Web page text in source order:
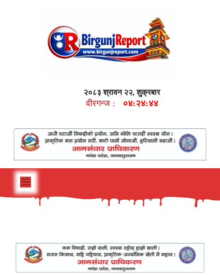
२०८३ श्रावन २२, शुक्रबार
वीरगन्ज : ०४:२४:४५